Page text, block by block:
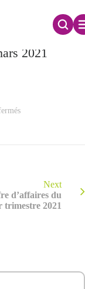
total de
2021
sur
vote
et
d’actions
Next
d’affaires du
trimestre 2021